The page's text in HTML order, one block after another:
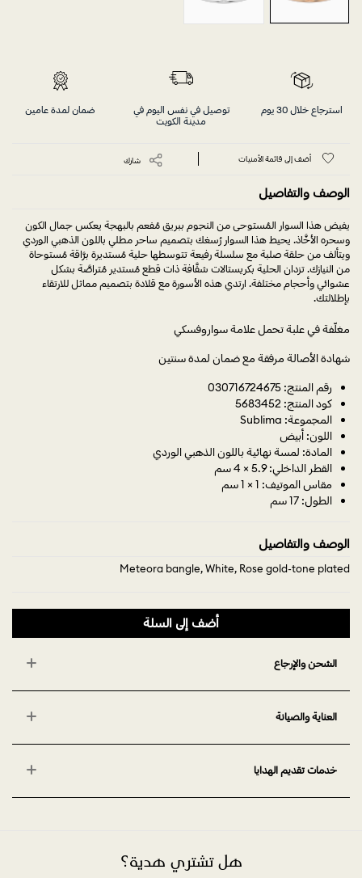
استرجاع خلال 30 يوم
توصيل في نفس اليوم في
مدينة الكويت
ضمان لمدة عامين
أضف إلى قائمة الأمنيات شارك
الوصف والتفاصيل
يفيض هذا السوار المُستوحى من النجوم ببريق مُفعم بالبهجة يعكس جمال الكون
وسحره الأخَّاذ. يحيط هذا السوار رُسغك بتصميم ساحر مطلي باللون الذهبي الوردي
ويتألف من حلقة صلبة مع سلسلة رفيعة تتوسطها حلية مُستديرة برَّاقة مُستوحاة
من النيازك. تزدان الحلية بكريستالات شفَّافة ذات قطع مُستدير مُتراصَّة بشكل
عشوائي وأحجام مختلفة. ارتدي هذه الأسورة مع قلادة بتصميم مماثل للارتقاء
بإطلالتك.
مغلّفة في علبة تحمل علامة سواروفسكي
شهادة الأصالة مرفقة مع ضمان لمدة سنتين
رقم المنتج: 030716724675
كود المنتج: 5683452
المجموعة: Sublima
اللون: أبيض
المادة: لمسة نهائية باللون الذهبي الوردي
القطر الداخلي: 5.9 × 4 سم
مقاس الموتيف: 1 × 1 سم
الطول: 17 سم
الوصف والتفاصيل
Meteora bangle, White, Rose gold-tone plated
أضف إلى السلة
الشحن والإرجاع
العناية والصيانة
خدمات تقديم الهدايا
هل تشتري هدية؟